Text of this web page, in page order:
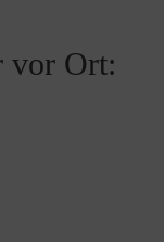
vor Ort: